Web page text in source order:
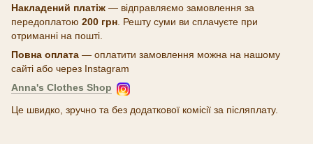
Накладений платіж — відправляємо замовлення за
передоплатою 200 грн . Решту суми ви сплачуєте при
отриманні на пошті.
Повна оплата — оплатити замовлення можна на нашому
сайті або через Instagram
Anna's Clothes Shop
Це швидко, зручно та без додаткової комісії за післяплату.